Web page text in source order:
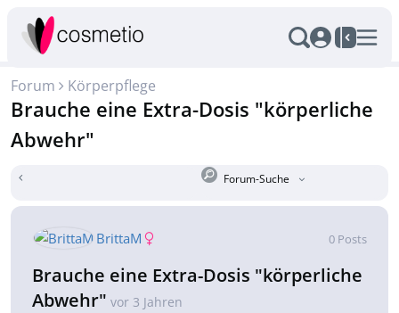
Forum Körperpflege
Brauche eine Extra-Dosis "körperliche
Abwehr"
Forum-Suche
BrittaM 0 Posts
Brauche eine Extra-Dosis "körperliche
Abwehr" vor 3 Jahren